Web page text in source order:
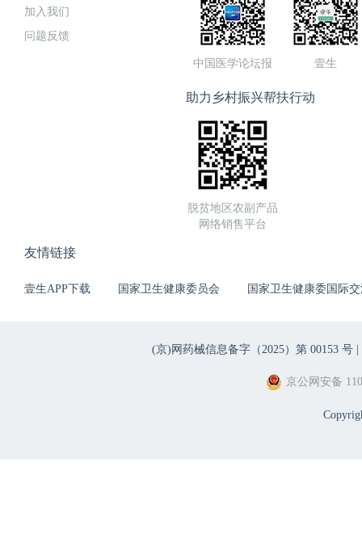
加入我们
问题反馈
中国医学论坛报 壹生
助力乡村振兴帮扶行动
脱贫地区农副产品
网络销售平台
友情链接
壹生APP下载 国家卫生健康委员会 国家卫生健康委国际
(京)网药械信息备字（2025）第 00153 号 |
京公网安备